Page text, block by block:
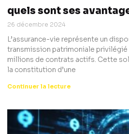
quels sont ses
26 décembre 2024
L’assurance-vie représente un
transmission patrimoniale privilégié
millions de contrats actifs. Cette
la constitution d’une
Continuer la lecture